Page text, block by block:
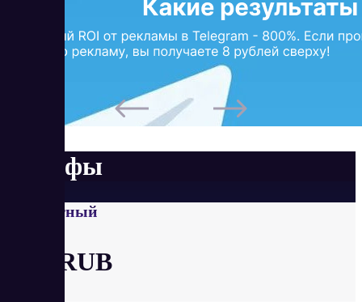
Тарифы
Бесплатный
от 0 RUB